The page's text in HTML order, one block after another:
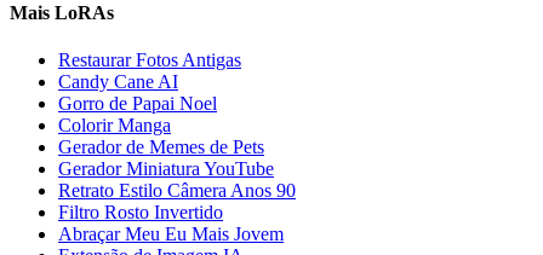
Mais LoRAs
Restaurar Fotos Antigas
Candy Cane AI
Gorro de Papai Noel
Colorir Manga
Gerador de Memes de Pets
Gerador Miniatura YouTube
Retrato Estilo Câmera Anos 90
Filtro Rosto Invertido
Abraçar Meu Eu Mais Jovem